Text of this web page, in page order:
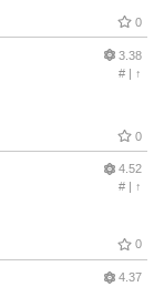
0
3.38
#| ↑
0
4.52
#| ↑
0
4.37